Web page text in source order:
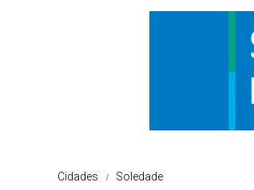
Cidades Soledade